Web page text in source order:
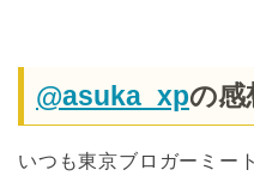
@asuka_xpの感
いつも東京ブロガーミー